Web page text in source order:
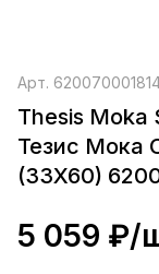
Арт.
Thesis Moka
Тезис Мока
(33X60)
5 059 ₽/